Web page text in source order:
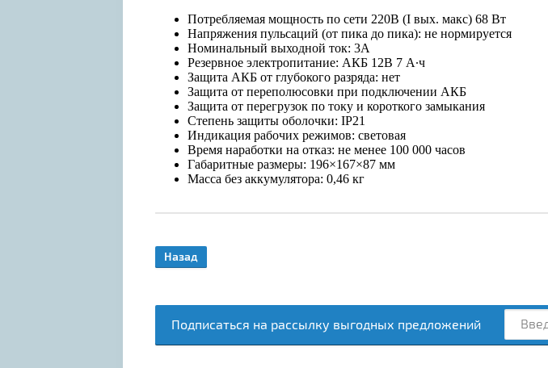
Потребляемая мощность по сети 220В (I вых. макс) 68 Вт
Напряжения пульсаций (от пика до пика): не нормируется
Номинальный выходной ток: 3А
Резервное электропитание: АКБ 12В 7 А∙ч
Защита АКБ от глубокого разряда: нет
Защита от переполюсовки при подключении АКБ
Защита от перегрузок по току и короткого замыкания
Степень защиты оболочки: IP21
Индикация рабочих режимов: световая
Время наработки на отказ: не менее 100 000 часов
Габаритные размеры: 196×167×87 мм
Масса без аккумулятора: 0,46 кг
Назад
Подписаться на рассылку выгодных предложений